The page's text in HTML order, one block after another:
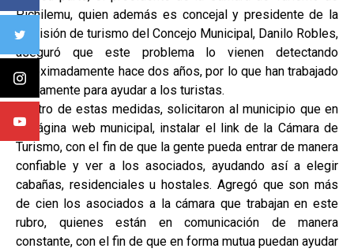
Pichilemu, quien además es concejal y presidente de la
comisión de turismo del Concejo Municipal, Danilo Robles,
aseguró que este problema lo vienen detectando
aproximadamente hace dos años, por lo que han trabajado
arduamente para ayudar a los turistas.
Dentro de estas medidas, solicitaron al municipio que en
la página web municipal, instalar el link de la Cámara de
Turismo, con el fin de que la gente pueda entrar de manera
confiable y ver a los asociados, ayudando así a elegir
cabañas, residenciales u hostales. Agregó que son más
de cien los asociados a la cámara que trabajan en este
rubro, quienes están en comunicación de manera
constante, con el fin de que en forma mutua puedan ayudar